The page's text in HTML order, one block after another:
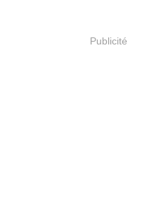
Publicité